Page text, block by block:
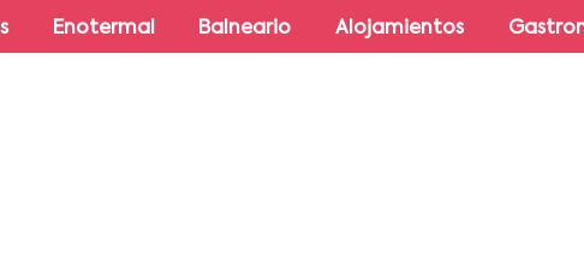
Enotermal Balneario Alojamientos